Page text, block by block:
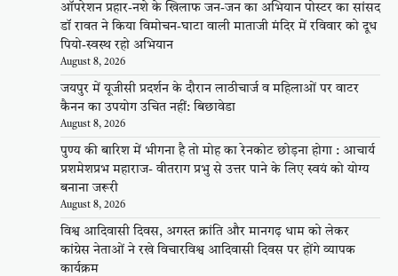
ऑपरेशन प्रहार-नशे के खिलाफ जन-जन का अभियान पोस्टर का सांसद
डॉ रावत ने किया विमोचन-घाटा वाली माताजी मंदिर में रविवार को दूध
पियो-स्वस्थ रहो अभियान
August 8, 2026
जयपुर में यूजीसी प्रदर्शन के दौरान लाठीचार्ज व महिलाओं पर वाटर
कैनन का उपयोग उचित नहीं: बिछावेडा
August 8, 2026
पुण्य की बारिश में भीगना है तो मोह का रेनकोट छोड़ना होगा : आचार्य
प्रशमेशप्रभ महाराज- वीतराग प्रभु से उत्तर पाने के लिए स्वयं को योग्य
बनाना जरूरी
August 8, 2026
विश्व आदिवासी दिवस, अगस्त क्रांति और मानगढ़ धाम को लेकर
कांग्रेस नेताओं ने रखे विचारविश्व आदिवासी दिवस पर होंगे व्यापक
कार्यक्रम